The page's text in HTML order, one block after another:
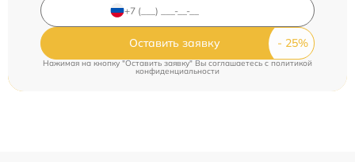
Оставить заявку
Нажимая на кнопку "Оставить заявку" Вы соглашаетесь c политикой
конфиденциальности